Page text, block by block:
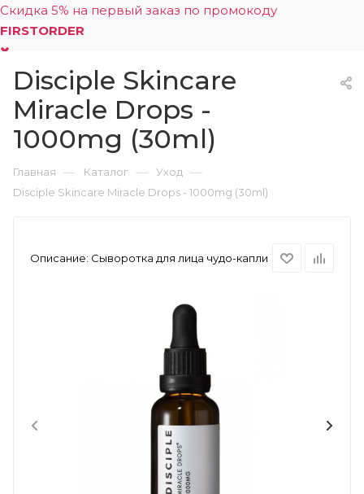
Скидка 5% на первый заказ по промокоду
FIRSTORDER
0
Disciple Skincare
Miracle Drops -
1000mg (30ml)
Главная — Каталог — Уход —
Disciple Skincare Miracle Drops - 1000mg (30ml)
Описание: Сыворотка для лица чудо-капли